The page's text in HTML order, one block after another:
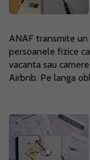
ANAF transmite
persoanele fizice
vacanta sau
Airbnb. Pe langa